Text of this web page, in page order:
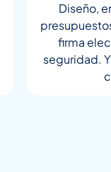
Diseño,
firma
seguridad.